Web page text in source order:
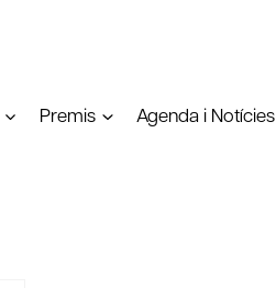
Premis Agenda i Notícies